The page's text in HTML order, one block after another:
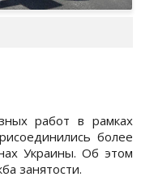
работ в рамках
более
Украины. Об этом
занятости.